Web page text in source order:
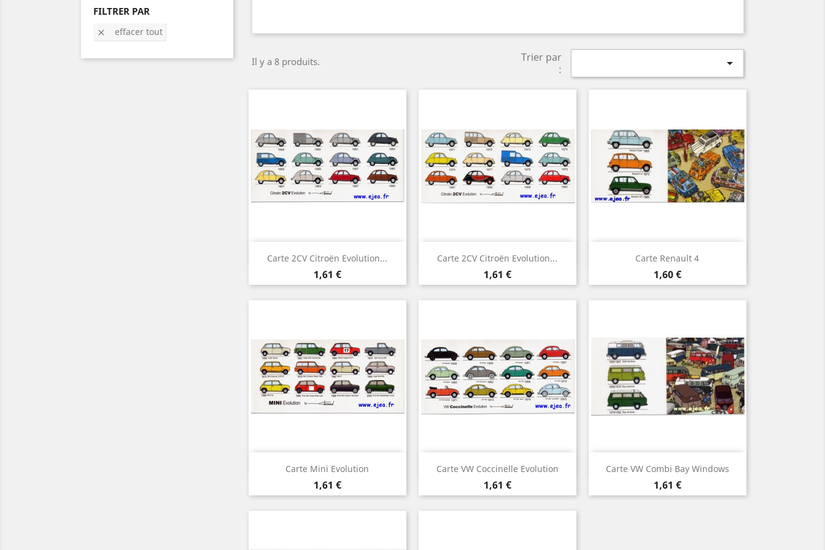
FILTRER PAR
 effacer tout
Il y a 8 produits.
Trier par
:

Carte 2CV Citroën Evolution...
Prix
1,61 €
Aperçu rapide Carte 2CV Citroën Evolution...
Prix
1,61 €
Aperçu rapide Carte Renault 4
Prix
1,60 €
Aperçu rapide
Carte Mini Evolution
Prix
1,61 €
Aperçu rapide Carte VW Coccinelle Evolution
Prix
1,61 €
Aperçu rapide Carte VW Combi Bay Windows
Prix
1,61 €
Aperçu rapide